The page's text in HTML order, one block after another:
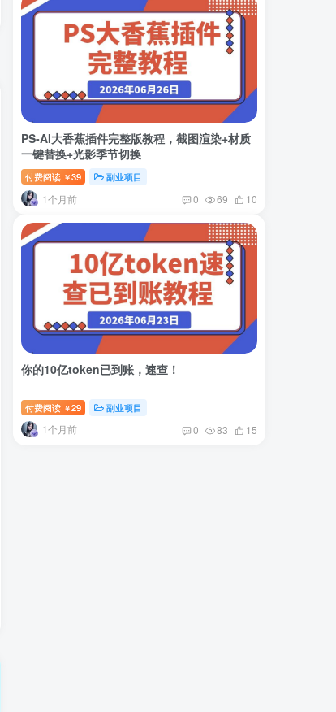
两款APP，简单的粘贴复制，两分钟八元钱，无限做，执行就有收入 2024最新风口项目 低密度蓝海赛道，日收益5000+周收益4w+…
PS-AI大香蕉插件完整版教程，截图渲染+材质
一键替换+光影季节切换
付费阅读 ￥39 副业项目
1个月前 0 69 10
你的10亿token已到账，速查！
付费阅读 ￥29 副业项目
1个月前 0 83 15